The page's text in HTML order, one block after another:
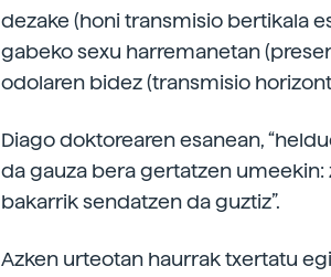
dezake (honi transmisio bertikala
gabeko sexu harremanetan
odolaren bidez (transmisio
Diago doktorearen esanean,
da gauza bera gertatzen umeekin:
bakarrik sendatzen da guztiz”.
Azken urteotan haurrak txertatu